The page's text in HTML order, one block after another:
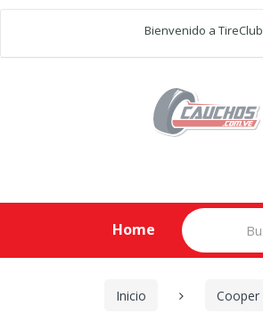
Bienvenido a TireClub
Home
Search
for:
Inicio Cooper